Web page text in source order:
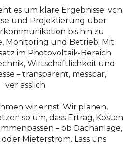
es um klare Ergebnisse: von
und Projektierung über
bis hin zu
Monitoring und Betrieb. Mit
im Photovoltaik-Bereich
Wirtschaftlichkeit und
– transparent, messbar,
verlässlich.
wir ernst: Wir planen,
so um, dass Ertrag, Kosten
– ob Dachanlage,
Mieterstrom. Lass uns